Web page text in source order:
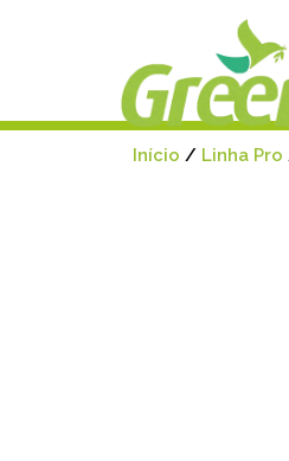
Início / Linha Pro